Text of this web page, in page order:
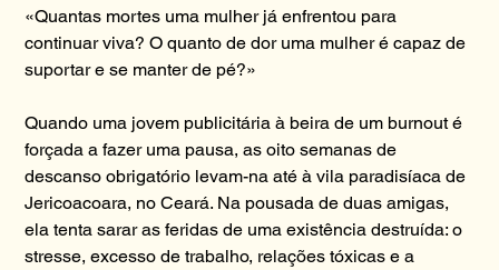
«Quantas mortes uma mulher já enfrentou para
continuar viva? O quanto de dor uma mulher é capaz de
suportar e se manter de pé?»
Quando uma jovem publicitária à beira de um burnout é
forçada a fazer uma pausa, as oito semanas de
descanso obrigatório levam-na até à vila paradisíaca de
Jericoacoara, no Ceará. Na pousada de duas amigas,
ela tenta sarar as feridas de uma existência destruída: o
stresse, excesso de trabalho, relações tóxicas e a